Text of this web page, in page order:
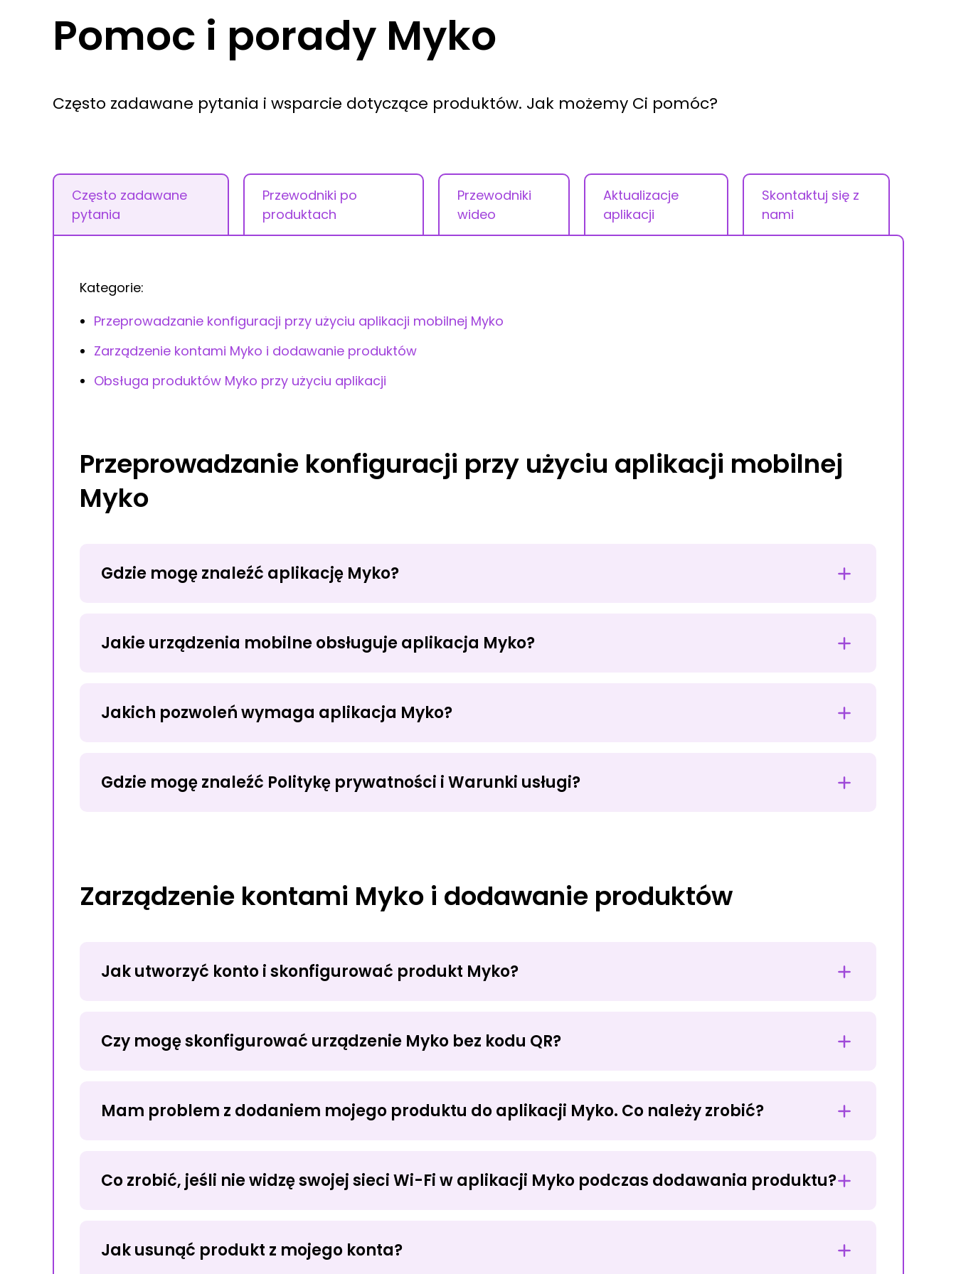
Pomoc i porady Myko
Często zadawane pytania i wsparcie dotyczące produktów. Jak możemy Ci pomóc?
Często zadawane
pytania
Przewodniki po
produktach
Przewodniki
wideo
Aktualizacje
aplikacji
Skontaktuj się z
nami
Kategorie:
Przeprowadzanie konfiguracji przy użyciu aplikacji mobilnej Myko
Zarządzenie kontami Myko i dodawanie produktów
Obsługa produktów Myko przy użyciu aplikacji
Przeprowadzanie konfiguracji przy użyciu aplikacji mobilnej
Myko
Gdzie mogę znaleźć aplikację Myko?
Jakie urządzenia mobilne obsługuje aplikacja Myko?
Jakich pozwoleń wymaga aplikacja Myko?
Gdzie mogę znaleźć Politykę prywatności i Warunki usługi?
Moje konto Myko
WARUNKÓW UŻYTKOWANIA USŁUGI
POLITYKI PRYWATNOŚCI
Zarządzenie kontami Myko i dodawanie produktów
Jak utworzyć konto i skonfigurować produkt Myko?
ZALOGUJ SIĘ
DODAJ NOWY PRODUKT
Czy mogę skonfigurować urządzenie Myko bez kodu QR?
DODAJ NOWY PRODUKT
Mam problem z dodaniem mojego produktu do aplikacji Myko. Co należy zrobić?
Co zrobić, jeśli nie widzę swojej sieci Wi-Fi w aplikacji Myko podczas dodawania produktu?
Jak usunąć produkt z mojego konta?